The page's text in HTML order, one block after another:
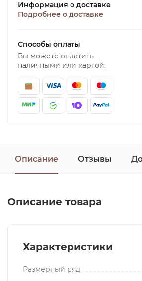
Информация о доставке
Подробнее о доставке
Способы оплаты
Вы можете оплатить
наличными или картой:
Описание Отзывы
Описание товара
Характеристики
Размерный ряд